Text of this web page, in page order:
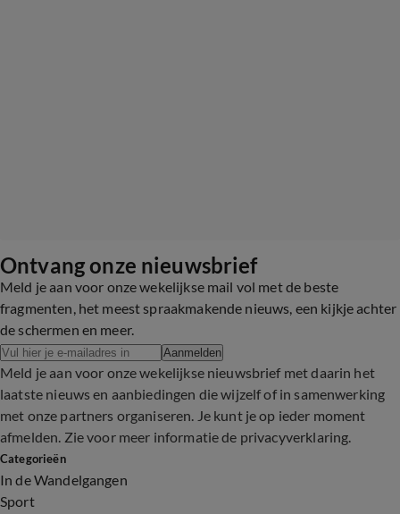
Ontvang onze nieuwsbrief
Meld je aan voor onze wekelijkse mail vol met de beste
fragmenten, het meest spraakmakende nieuws, een kijkje achter
de schermen en meer.
Aanmelden
Meld je aan voor onze wekelijkse nieuwsbrief met daarin het
laatste nieuws en aanbiedingen die wijzelf of in samenwerking
met onze partners organiseren. Je kunt je op ieder moment
afmelden. Zie voor meer informatie de privacyverklaring.
Categorieën
In de Wandelgangen
Sport